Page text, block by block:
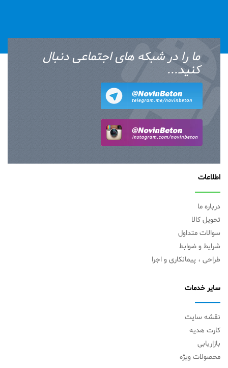
ما را در شبکه های اجتماعی دنبال
کنید...
اطلاعات
درباره ما
تحویل کالا
سوالات متداول
شرایط و ضوابط
طراحی ، پیمانکاری و اجرا
سایر خدمات
نقشه سایت
کارت هدیه
بازاریابی
محصولات ویژه